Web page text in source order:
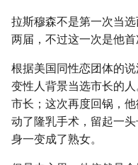
s
e
a
r
c
拉斯穆森不是第一次当
两届，不过这一次是他首
根据美国同性恋团体的
变性人背景当选市长的
市长；这次再度回锅，
动了隆乳手术，留起一
身一变成了熟女。